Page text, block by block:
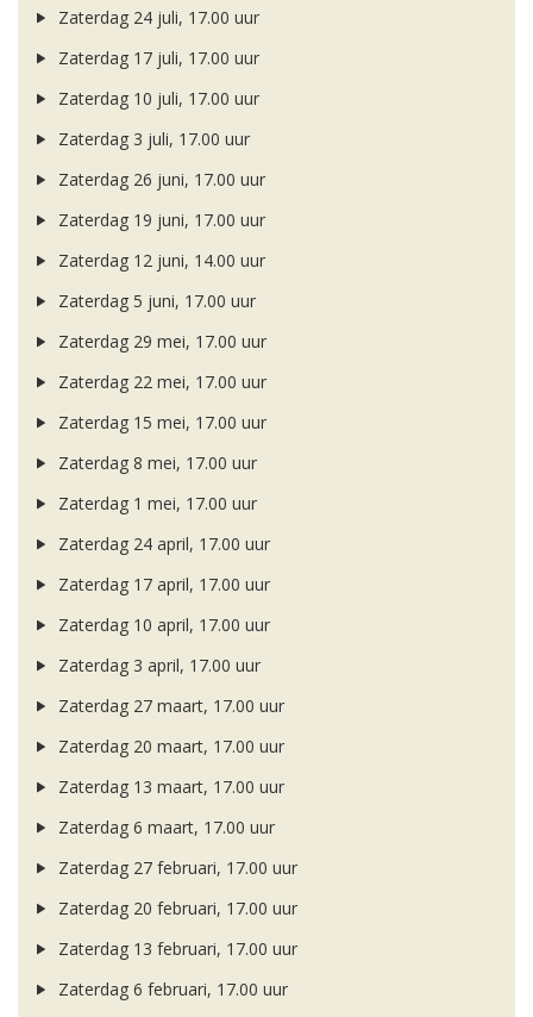
Zaterdag 24 juli, 17.00 uur
Zaterdag 17 juli, 17.00 uur
Zaterdag 10 juli, 17.00 uur
Zaterdag 3 juli, 17.00 uur
Zaterdag 26 juni, 17.00 uur
Zaterdag 19 juni, 17.00 uur
Zaterdag 12 juni, 14.00 uur
Zaterdag 5 juni, 17.00 uur
Zaterdag 29 mei, 17.00 uur
Zaterdag 22 mei, 17.00 uur
Zaterdag 15 mei, 17.00 uur
Zaterdag 8 mei, 17.00 uur
Zaterdag 1 mei, 17.00 uur
Zaterdag 24 april, 17.00 uur
Zaterdag 17 april, 17.00 uur
Zaterdag 10 april, 17.00 uur
Zaterdag 3 april, 17.00 uur
Zaterdag 27 maart, 17.00 uur
Zaterdag 20 maart, 17.00 uur
Zaterdag 13 maart, 17.00 uur
Zaterdag 6 maart, 17.00 uur
Zaterdag 27 februari, 17.00 uur
Zaterdag 20 februari, 17.00 uur
Zaterdag 13 februari, 17.00 uur
Zaterdag 6 februari, 17.00 uur